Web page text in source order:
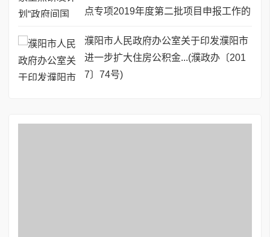
点专项2019年度第二批项目申报工作的
濮阳市人民政府办公室关于印发濮阳市
进一步扩大住房公积金...(濮政办〔201
7〕74号)